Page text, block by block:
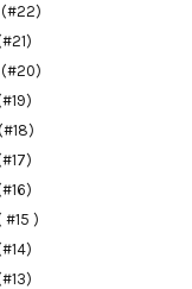
(#22)
(#20)
)